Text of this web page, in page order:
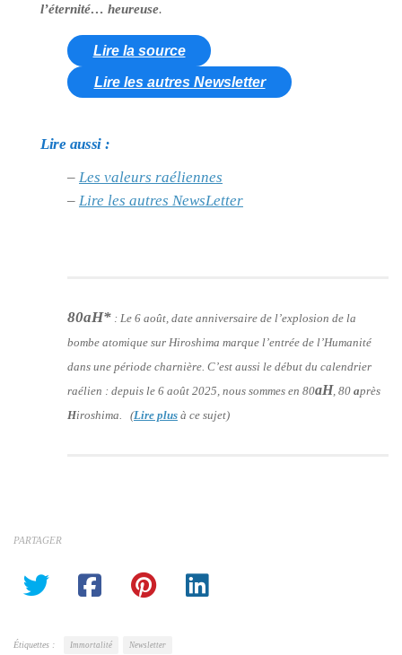
l’éternité… heureuse.
Lire la source
Lire les autres Newsletter
Lire aussi :
– Les valeurs raéliennes
– Lire les autres NewsLetter
80aH* : Le 6 août, date anniversaire de l’explosion de la
bombe atomique sur Hiroshima marque l’entrée de l’Humanité
dans une période charnière. C’est aussi le début du calendrier
raélien : depuis le 6 août 2025, nous sommes en 80aH, 80 après
Hiroshima. (Lire plus à ce sujet)
PARTAGER
Étiquettes : Immortalité Newsletter